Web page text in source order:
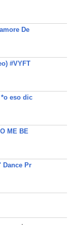
De
#VYFT
eso dic
ME BE
Dance Pr